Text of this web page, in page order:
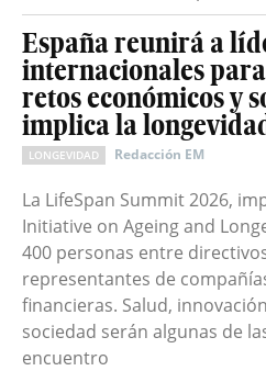
España reunirá a
internacionales
retos económicos y
implica la
LONGEVIDAD Redacción EM
La LifeSpan Summit 2026,
Initiative on Ageing and
400 personas entre
representantes de
financieras. Salud,
sociedad serán algunas de
encuentro